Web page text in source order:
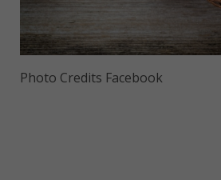
Photo Credits Facebook